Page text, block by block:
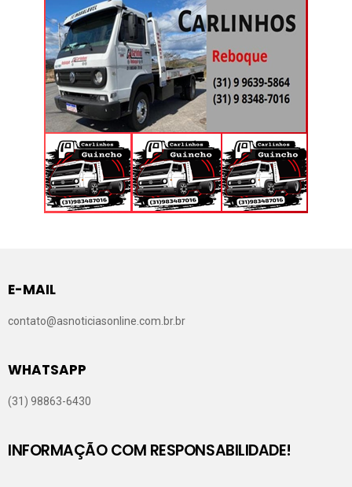
E-MAIL
contato@asnoticiasonline.com.br.br
WHATSAPP
(31) 98863-6430
INFORMAÇÃO COM RESPONSABILIDADE!